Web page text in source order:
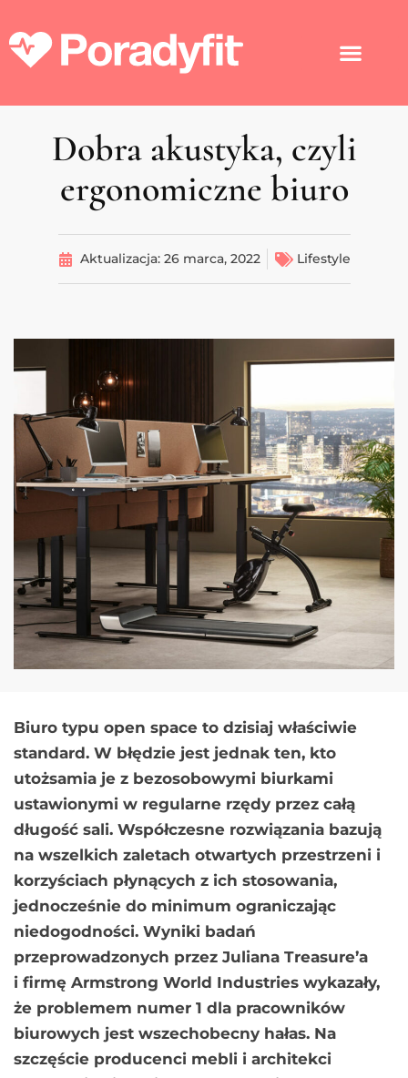
Dobra akustyka, czyli
ergonomiczne biuro
Aktualizacja: 26 marca, 2022 Lifestyle
Biuro typu open space to dzisiaj właściwie
standard. W błędzie jest jednak ten, kto
utożsamia je z bezosobowymi biurkami
ustawionymi w regularne rzędy przez całą
długość sali. Współczesne rozwiązania bazują
na wszelkich zaletach otwartych przestrzeni i
korzyściach płynących z ich stosowania,
jednocześnie do minimum ograniczając
niedogodności. Wyniki badań
przeprowadzonych przez Juliana Treasure’a
i firmę Armstrong World Industries wykazały,
że problemem numer 1 dla pracowników
biurowych jest wszechobecny hałas. Na
szczęście producenci mebli i architekci